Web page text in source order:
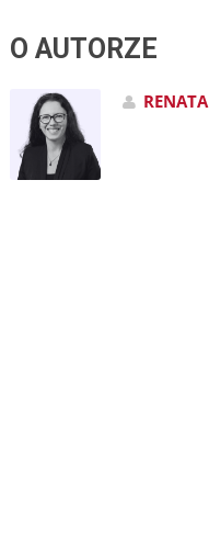
O AUTORZE
RENATA